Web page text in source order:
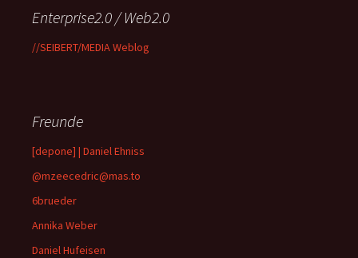
Enterprise2.0 / Web2.0
//SEIBERT/MEDIA Weblog
Freunde
[depone] | Daniel Ehniss
@mzeecedric@mas.to
6brueder
Annika Weber
Daniel Hufeisen